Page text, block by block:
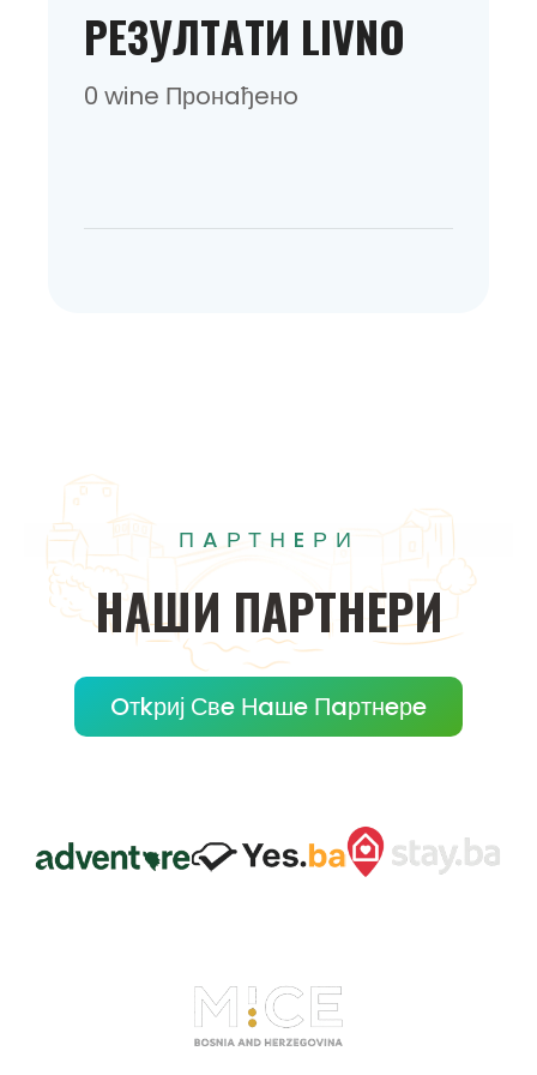
РEЗУЛТAТИ LIVNO
0 wine Прoнaђeнo
ПAРТНEРИ
НAШИ ПAРТНEРИ
Oтkриј Свe Нaшe Пaртнeрe